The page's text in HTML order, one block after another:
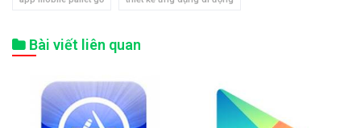
Bài viết liên quan